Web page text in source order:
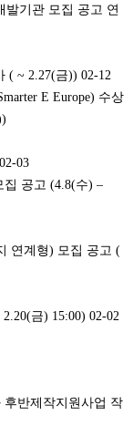
발기관 모집 공고 연
( ~ 2.27(금)) 02-12
E Europe) 수상
02-03
공고 (4.8(수) –
연계형) 모집 공고 (
금) 15:00) 02-02
후반제작지원사업 작